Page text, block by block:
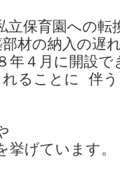
立保育園への転
材の納入の遅
年４月に開設
ることに 伴
挙げています。